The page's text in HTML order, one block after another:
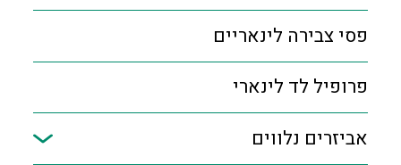
פסי צבירה לינאריים
פרופיל לד לינארי
אביזרים נלווים